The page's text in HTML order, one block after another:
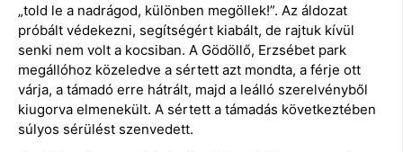
„told le a nadrágod, különben megöllek!”. Az áldozat
próbált védekezni, segítségért kiabált, de rajtuk kívül
senki nem volt a kocsiban. A Gödöllő, Erzsébet park
megállóhoz közeledve a sértett azt mondta, a férje ott
várja, a támadó erre hátrált, majd a leálló szerelvényből
kiugorva elmenekült. A sértett a támadás következtében
súlyos sérülést szenvedett.